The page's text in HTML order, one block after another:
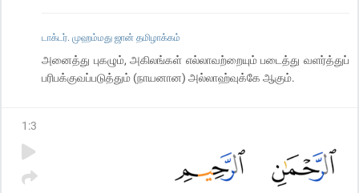
டாக்டர். முஹம்மது ஜான் தமிழாக்கம்
அனைத்து புகழும், அகிலங்கள் எல்லாவற்றையும் படைத்து வளர்த்துப்
பரிபக்குவப்படுத்தும் (நாயனான) அல்லாஹ்வுக்கே ஆகும்.
1 :3